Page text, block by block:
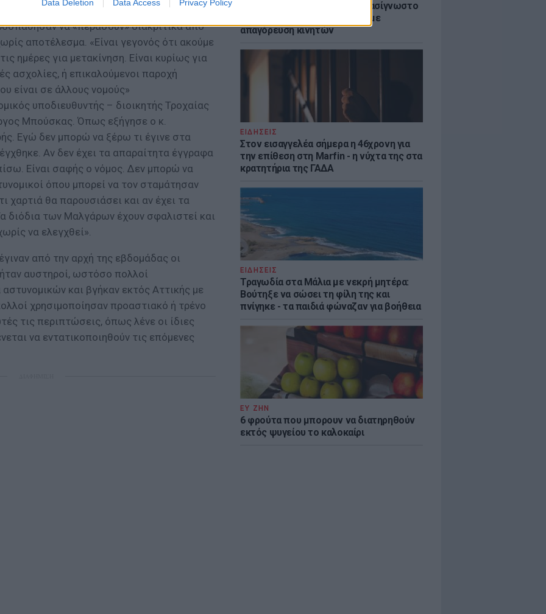
Data Deletion Data Access Privacy Policy
Μυστική γαμήλια γιορτή για πασίγνωστο
ζευγάρι σε πολυτελές κτήμα με
απαγόρευση κινητών
ΕΙΔΗΣΕΙΣ
Στον εισαγγελέα σήμερα η 46χρονη για
την επίθεση στη Marfin - η νύχτα της στα
κρατητήρια της ΓΑΔΑ
ΕΙΔΗΣΕΙΣ
Τραγωδία στα Μάλια με νεκρή μητέρα:
Βούτηξε να σώσει τη φίλη της και
πνίγηκε - τα παιδιά φώναζαν για βοήθεια
ΕΥ ΖΗΝ
6 φρούτα που μπορουν να διατηρηθούν
εκτός ψυγείου το καλοκαίρι
οδηγούς είτε από άτομα που
να «περάσουν» διακριτικά από
αποτέλεσμα. «Είναι γεγονός ότι ακούμε
ημέρες για μετακίνηση. Είναι κυρίως για
ασχολίες, ή επικαλούμενοι παροχή
είναι σε άλλους νομούς»
υποδιευθυντής – διοικητής Τροχαίας
Μπούσκας. Όπως εξήγησε ο κ.
Εγώ δεν μπορώ να ξέρω τι έγινε στα
Αν δεν έχει τα απαραίτητα έγγραφα
Είναι σαφής ο νόμος. Δεν μπορώ να
όπου μπορεί να τον σταμάτησαν
χαρτιά θα παρουσιάσει και αν έχει τα
διόδια των Μαλγάρων έχουν σφαλιστεί και
να ελεγχθεί».
από την αρχή της εβδομάδας οι
αυστηροί, ωστόσο πολλοί
και βγήκαν εκτός Αττικής με
χρησιμοποίησαν προαστιακό ή τρένο
τις περιπτώσεις, όπως λένε οι ίδιες
να εντατικοποιηθούν τις επόμενες